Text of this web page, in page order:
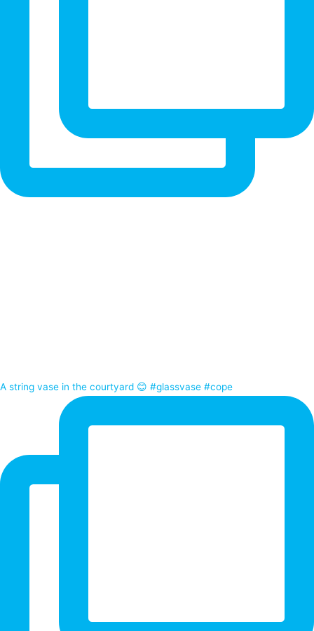
A string vase in the courtyard 😊 #glassvase #cope